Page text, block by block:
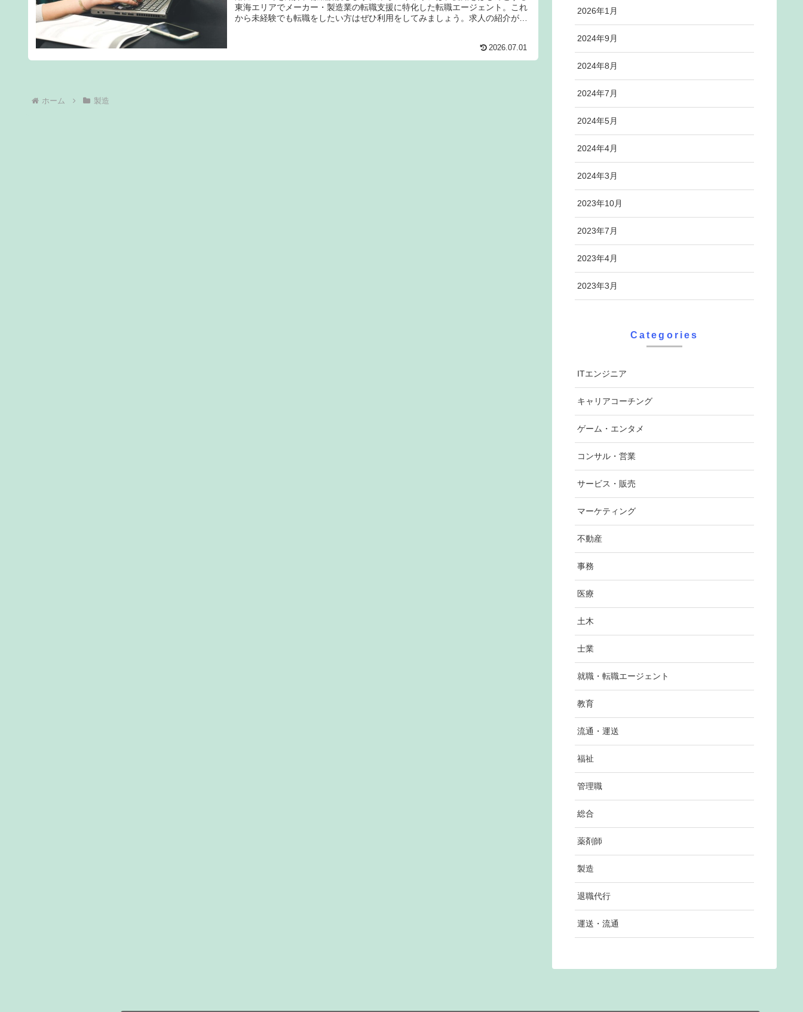
東海エリアでメーカー・製造業の転職支援に特化した転職エージェント。これ
から未経験でも転職をしたい方はぜひ利用をしてみましょう。求人の紹介がも
2026.07.01
ホーム 製造
2026年1月
2024年9月
2024年8月
2024年7月
2024年5月
2024年4月
2024年3月
2023年10月
2023年7月
2023年4月
2023年3月
Categories
ITエンジニア
キャリアコーチング
ゲーム・エンタメ
コンサル・営業
サービス・販売
マーケティング
不動産
事務
医療
土木
士業
就職・転職エージェント
教育
流通・運送
福祉
管理職
総合
薬剤師
製造
退職代行
運送・流通